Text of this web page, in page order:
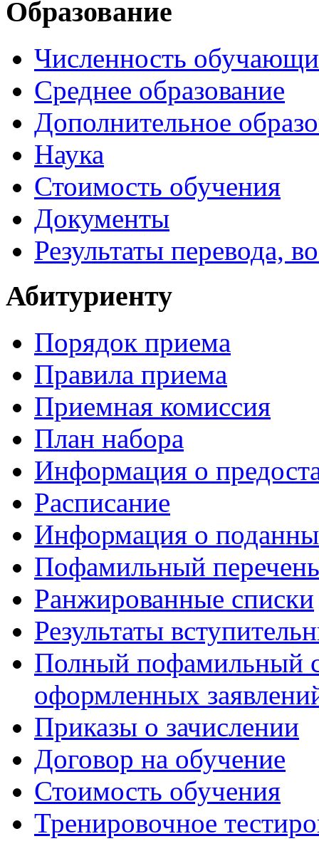
Образование
Численность
Среднее образование
Дополнительное
Наука
Стоимость обучения
Документы
Результаты перевода,
Абитуриенту
Порядок приема
Правила приема
Приемная комиссия
План набора
Информация о
Расписание
Информация о
Пофамильный
Ранжированные списки
Результаты
Полный пофамильный
оформленных
Приказы о зачислении
Договор на обучение
Стоимость обучения
Тренировочное